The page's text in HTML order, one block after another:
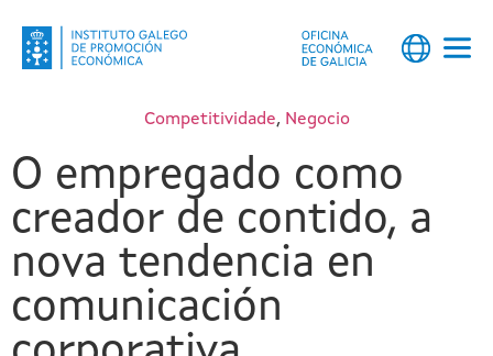
Competitividade, Negocio
O empregado como
creador de contido, a
nova tendencia en
comunicación